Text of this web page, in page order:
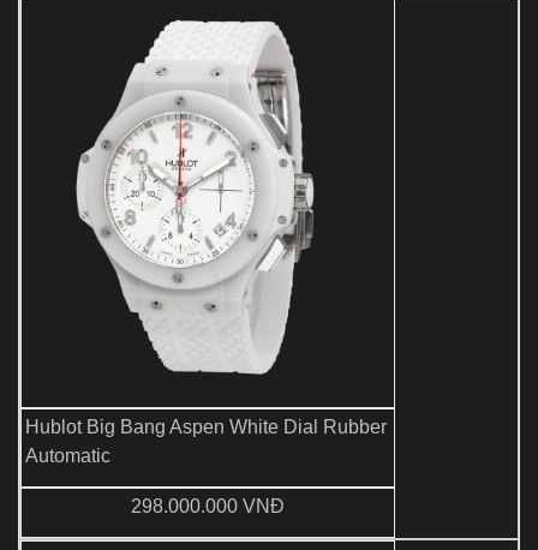
Hublot Big Bang Aspen White Dial Rubber
Automatic
298.000.000 VNĐ